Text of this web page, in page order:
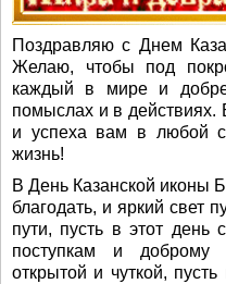
Поздравляю с Днем
Желаю, чтобы под
каждый в мире и
помыслах и в действиях.
и успеха вам в любой
жизнь!
В День Казанской иконы
благодать, и яркий свет
пути, пусть в этот день
поступкам и
открытой и чуткой,